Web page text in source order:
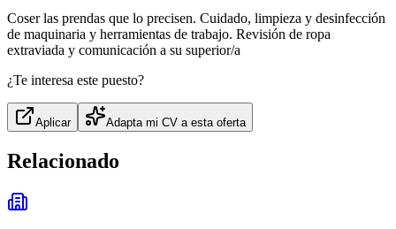
Coser las prendas que lo precisen. Cuidado, limpieza y desinfección
de maquinaria y herramientas de trabajo. Revisión de ropa
extraviada y comunicación a su superior/a
¿Te interesa este puesto?
Aplicar Adapta mi CV a esta oferta
Relacionado